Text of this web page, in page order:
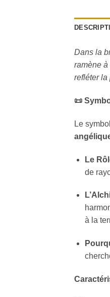
Dans la
ramène
refléter la
📜
Le
Le
de
à la